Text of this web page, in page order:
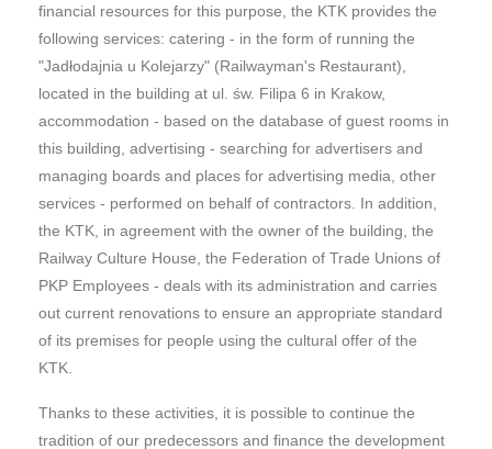
financial resources for this purpose, the KTK provides the
following services: catering - in the form of running the
"Jadłodajnia u Kolejarzy" (Railwayman's Restaurant),
located in the building at ul. św. Filipa 6 in Krakow,
accommodation - based on the database of guest rooms in
this building, advertising - searching for advertisers and
managing boards and places for advertising media, other
services - performed on behalf of contractors. In addition,
the KTK, in agreement with the owner of the building, the
Railway Culture House, the Federation of Trade Unions of
PKP Employees - deals with its administration and carries
out current renovations to ensure an appropriate standard
of its premises for people using the cultural offer of the
KTK.
Thanks to these activities, it is possible to continue the
tradition of our predecessors and finance the development